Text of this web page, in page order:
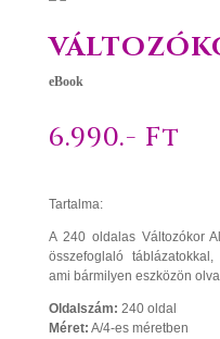
eBook
6.990.- Ft
Tartalma:
A 240 oldalas Változókor
összefoglaló
ami bármilyen eszközön
Oldalszám: 240 oldal
Méret: A/4-es méretben